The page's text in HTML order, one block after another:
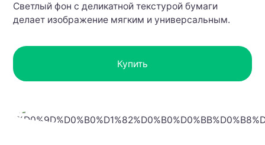
Светлый фон с деликатной текстурой бумаги
делает изображение мягким и универсальным.
Купить